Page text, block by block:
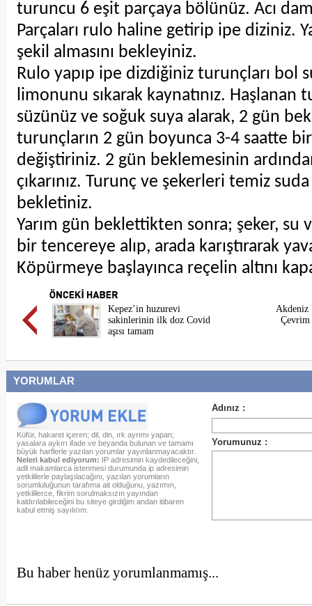
turuncu 6 eşit parçaya bölünüz. Acı
Parçaları rulo haline getirip ipe diziniz.
şekil almasını bekleyiniz.
Rulo yapıp ipe dizdiğiniz turunçları bol
limonunu sıkarak kaynatınız. Haşlanan
süzünüz ve soğuk suya alarak, 2 gün
turunçların 2 gün boyunca 3-4 saatte
değiştiriniz. 2 gün beklemesinin
çıkarınız. Turunç ve şekerleri temiz
bekletiniz.
Yarım gün beklettikten sonra; şeker, su
bir tencereye alıp, arada karıştırarak
Köpürmeye başlayınca reçelin altını
Kepez’in huzurevi
sakinlerinin ilk doz Covid
aşısı tamam
Akdeniz
Çevrim
YORUMLAR
Küfür, hakaret içeren; dil, din, ırk ayrımı yapan;
yasalara aykırı ifade ve beyanda bulunan ve tamamı
büyük harflerle yazılan yorumlar yayınlanmayacaktır.
Neleri kabul ediyorum: IP adresimin kaydedileceğini,
adli makamlarca istenmesi durumunda ip adresimin
yetkililerle paylaşılacağını, yazılan yorumların
sorumluluğunun tarafıma ait olduğunu, yazımın,
yetkililerce, fikrim sorulmaksızın yayından
kaldırılabileceğini bu siteye girdiğim andan itibaren
kabul etmiş sayılırım.
Bu haber henüz yorumlanmamış...